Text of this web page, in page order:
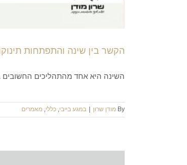
הקשר בין שינה והתפתחות
השינה היא אחד מהתהליכים החשובים
By מודן שרון במגע בייבי, כללי, מאמרים